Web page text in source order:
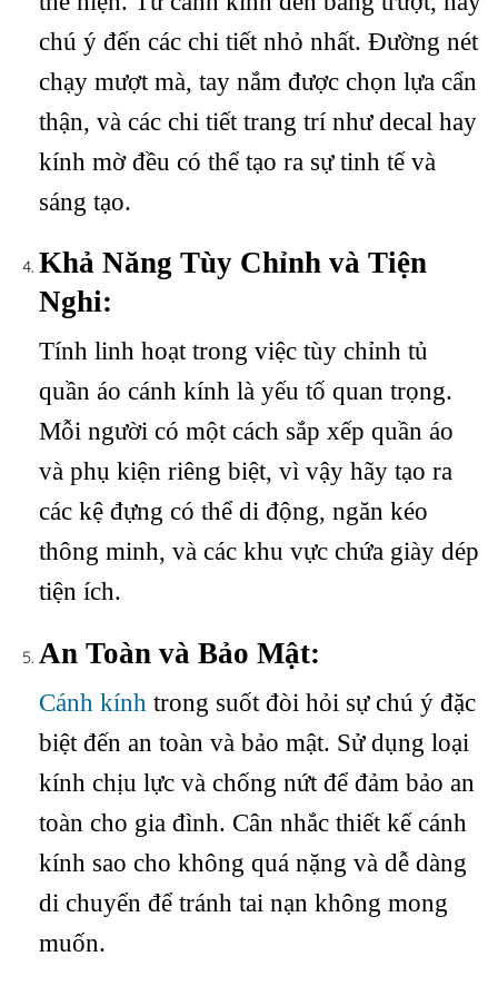
chú ý đến các chi tiết nhỏ nhất. Đường nét
chạy mượt mà, tay nắm được chọn lựa cẩn
thận, và các chi tiết trang trí như decal hay
kính mờ đều có thể tạo ra sự tinh tế và
sáng tạo.
Khả Năng Tùy Chỉnh và Tiện
Nghi:
Tính linh hoạt trong việc tùy chỉnh tủ
quần áo cánh kính là yếu tố quan trọng.
Mỗi người có một cách sắp xếp quần áo
và phụ kiện riêng biệt, vì vậy hãy tạo ra
các kệ đựng có thể di động, ngăn kéo
thông minh, và các khu vực chứa giày dép
tiện ích.
An Toàn và Bảo Mật:
Cánh kính trong suốt đòi hỏi sự chú ý đặc
biệt đến an toàn và bảo mật. Sử dụng loại
kính chịu lực và chống nứt để đảm bảo an
toàn cho gia đình. Cân nhắc thiết kế cánh
kính sao cho không quá nặng và dễ dàng
di chuyển để tránh tai nạn không mong
muốn.